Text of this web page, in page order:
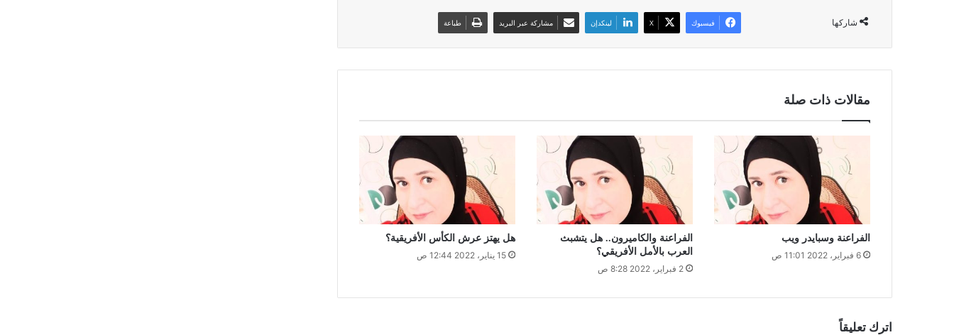
شاركها فيسبوك ‫X لينكدإن مشاركة عبر البريد طباعة
مقالات ذات صلة
الفراعنة وسبايدر ويب
6 فبراير، 2022 11:01 ص
الفراعنة والكاميرون.. هل يتشبث
العرب بالأمل الأفريقي؟
2 فبراير، 2022 8:28 ص
هل يهتز عرش الكأس الأفريقية؟
15 يناير، 2022 12:44 ص
اترك تعليقاً